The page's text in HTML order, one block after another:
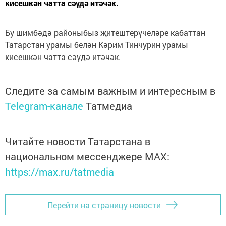
кисешкән чатта сәүдә итәчәк.
Бу шимбәдә районыбыз җитештерүчеләре кабаттан
Татарстан урамы белән Кәрим Тинчурин урамы
кисешкән чатта сәүдә итәчәк.
Следите за самым важным и интересным в
Telegram-канале Татмедиа
Читайте новости Татарстана в
национальном мессенджере MАХ:
https://max.ru/tatmedia
Перейти на страницу новости